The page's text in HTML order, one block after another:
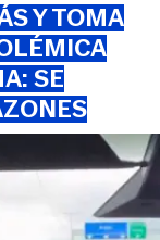
Y TOMA
SE